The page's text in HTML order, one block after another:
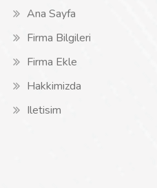
Ana Sayfa
Firma Bilgileri
Firma Ekle
Hakkimizda
Iletisim